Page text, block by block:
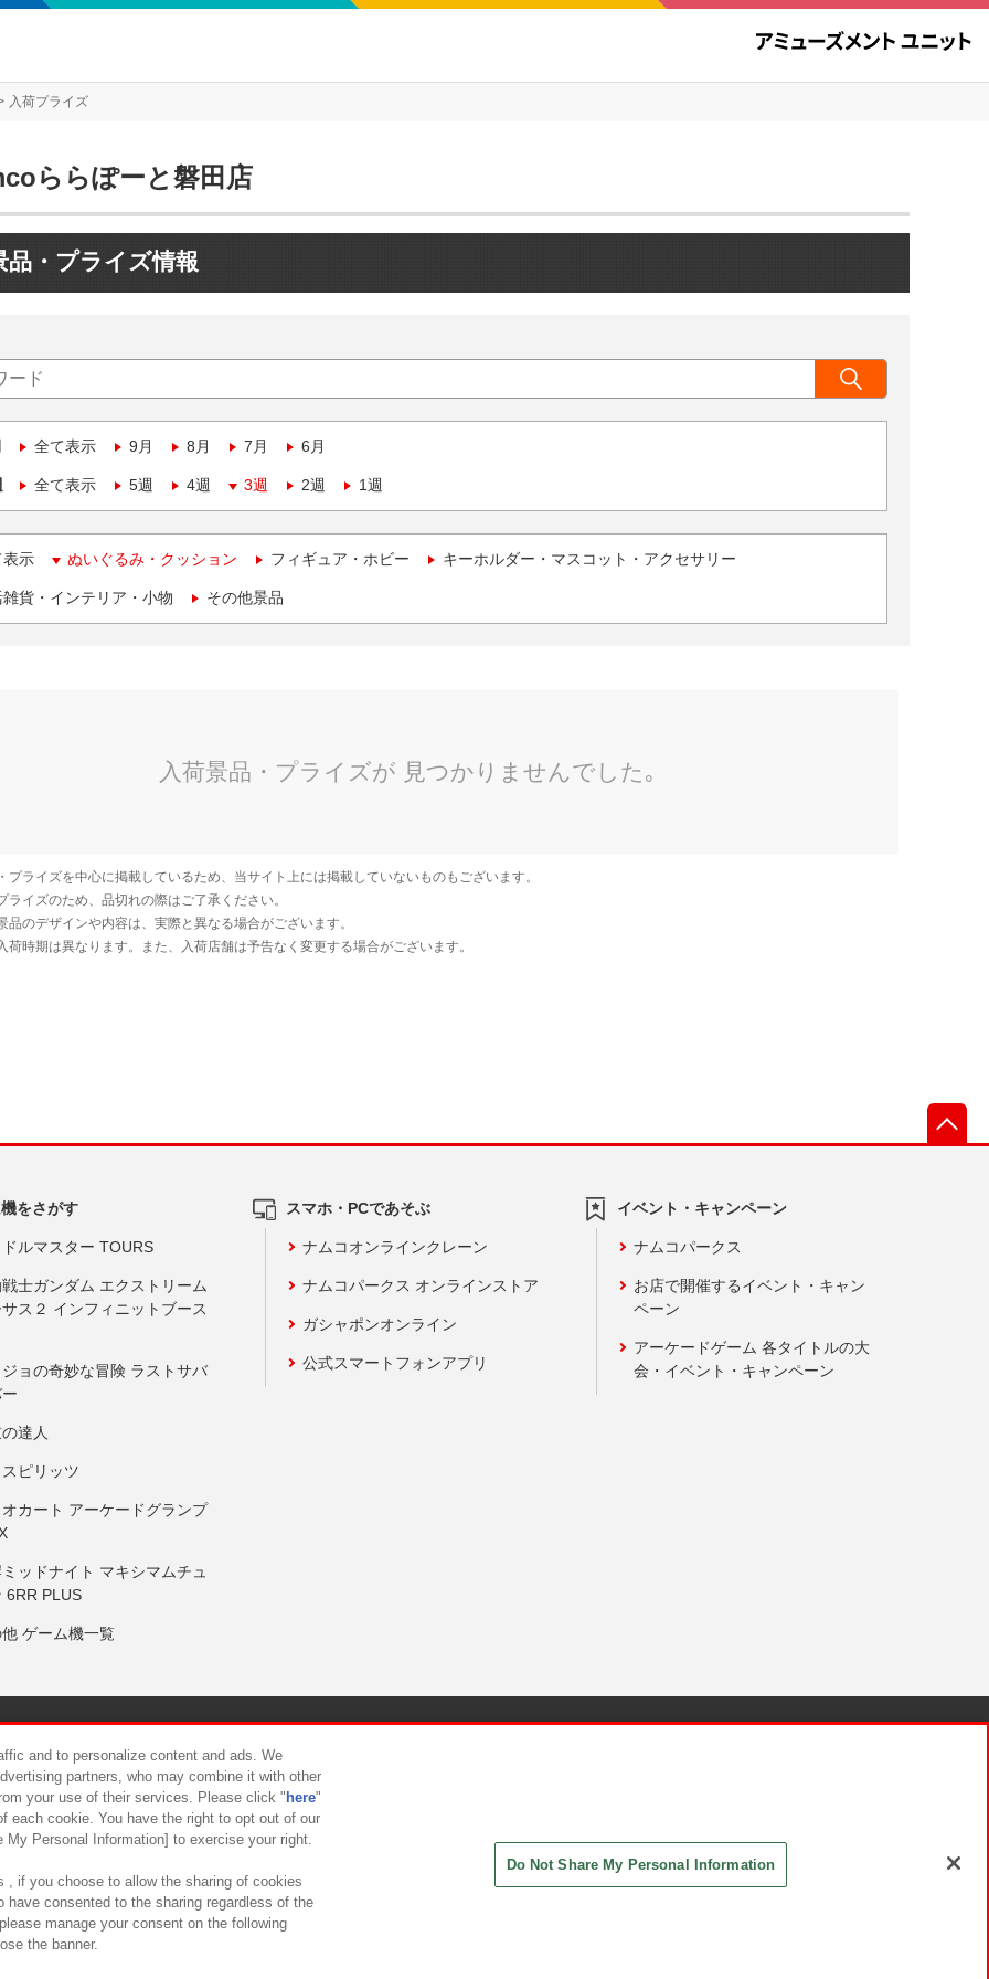
入荷プライズ
ららぽーと磐田店
品・プライズ情報
全て表示 9月 8月 7月 6月
全て表示 5週 4週 3週 2週 1週
表示 ぬいぐるみ・クッション フィギュア・ホビー キーホルダー・マスコット・アクセサリー
貨・インテリア・小物 その他景品
をさがす
ルマスター TOURS
士ガンダム エクストリーム
ス２ インフィニットブース
ョの奇妙な冒険 ラストサバ
達人
ピリッツ
カート アーケードグランプ
ッドナイト マキシマムチュ
6RR PLUS
ゲーム機一覧
スマホ・PCであそぶ
ナムコオンラインクレーン
ナムコパークス オンラインストア
ガシャポンオンライン
公式スマートフォンアプリ
イベント・キャンペーン
ナムコパークス
お店で開催するイベント・キャン
ペーン
アーケードゲーム 各タイトルの大
会・イベント・キャンペーン
について カスタマーハラスメント対応方針
and to personalize content and ads. We
partners, who may combine it with other
your use of their services. Please click " here"
each cookie. You have the right to opt out of our
Personal Information] to exercise your right.
, if you choose to allow the sharing of cookies
have consented to the sharing regardless of the
manage your consent on the following
the banner.
Do Not Share My Personal Information